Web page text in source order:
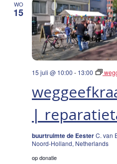
WO
15
|
15 juli @ 10:00 - 13:00
buurtruimte de EesterC. van
Noord-Holland, Netherlands
op donatie